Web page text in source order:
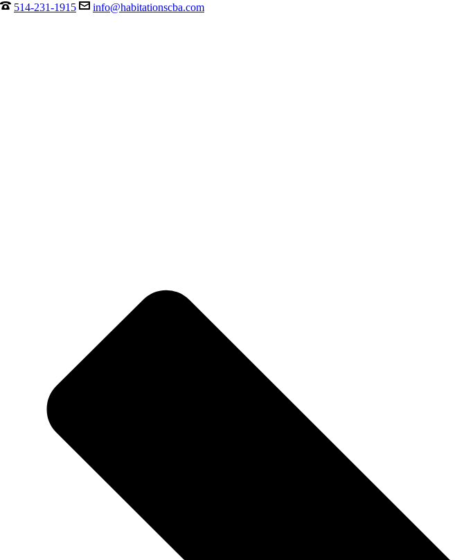
514-231-1915 info@habitationscba.com